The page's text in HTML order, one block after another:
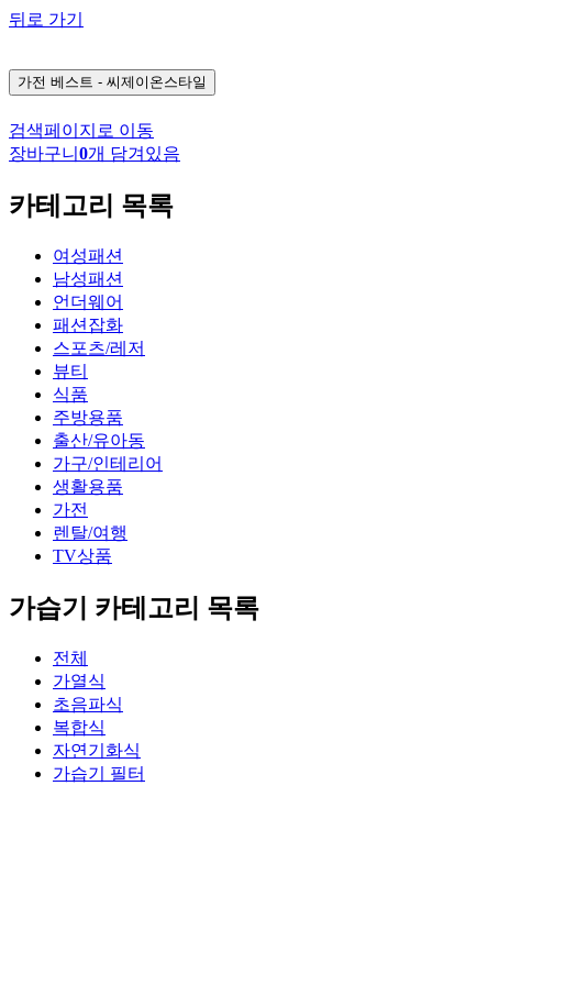
뒤로 가기
가전 베스트 - 씨제이온스타일
검색페이지로 이동
장바구니 0개 담겨있음
카테고리 목록
여성패션
남성패션
언더웨어
패션잡화
스포츠/레저
뷰티
식품
주방용품
출산/유아동
가구/인테리어
생활용품
가전
렌탈/여행
TV상품
가습기 카테고리 목록
전체
가열식
초음파식
복합식
자연기화식
가습기 필터